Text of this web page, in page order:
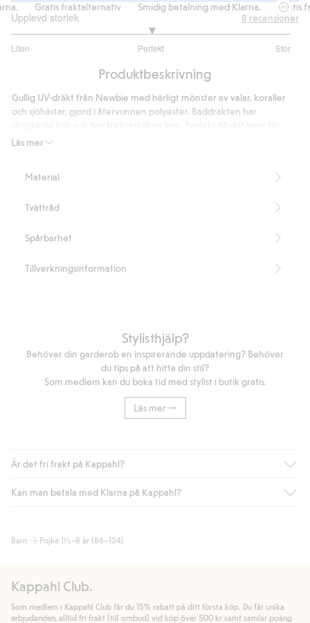
Gratis fraktalternativ Smidig betalning med Klarna. Gratis
Upplevd storlek
Liten Perfekt Stor
utav
7
betyg
8 recensioner
Produktbeskrivning
Läs mer
Gullig UV-dräkt från Newbie med härligt mönster av valar, koraller
och sjöhästar, gjord i återvunnen polyester. Baddräkten har
långa soliga dagar på stranden.
Innehåller 82% återvunnen polyester.
Blended Recycled Polyester
Material
Tvättråd
Spårbarhet
Tillverkningsinformation
Stylisthjälp?
Behöver din garderob en inspirerande uppdatering? Behöver
du tips på att hitta din stil?
Som medlem kan du boka tid med stylist i butik gratis.
Läs mer
Är det fri frakt på Kappahl?
Är du medlem i Kappahl Club har du alltid gratis frakt till butik
automatik efter du loggat in och identifierats som medlem.
handlar för.
Läs mer
Kan man betala med Klarna på Kappahl?
bland annat faktura och swish men även andra betalningssätt.
allmänna villkor.
Läs mer
Barn Pojke 1½–8 år (86–134)
Kappahl Club.
Som medlem i Kappahl Club får du 15% rabatt på ditt första köp. Du får unika
erbjudanden, alltid fri frakt (till ombud) vid köp över 500 kr samt samlar poäng